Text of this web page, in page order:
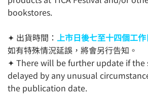
bookstores.
✦ 出貨時間： 上市日後七至十四個工作
如有特殊情況延誤，將會另行告知。
✦ There will be further update if the
delayed by any unusual
the publication date.